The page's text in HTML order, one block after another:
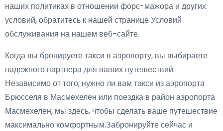
наших политиках в отношении форс-мажора и других
условий, обратитесь к нашей странице Условий
обслуживания на нашем веб-сайте.
Когда вы бронируете такси в аэропорту, вы выбираете
надежного партнера для ваших путешествий.
Независимо от того, нужно ли вам такси из аэропорта
Брюсселя в Масмехелен или поездка в район аэропорта
Масмехелен, мы здесь, чтобы сделать ваше путешествие
максимально комфортным.Забронируйте сейчас и